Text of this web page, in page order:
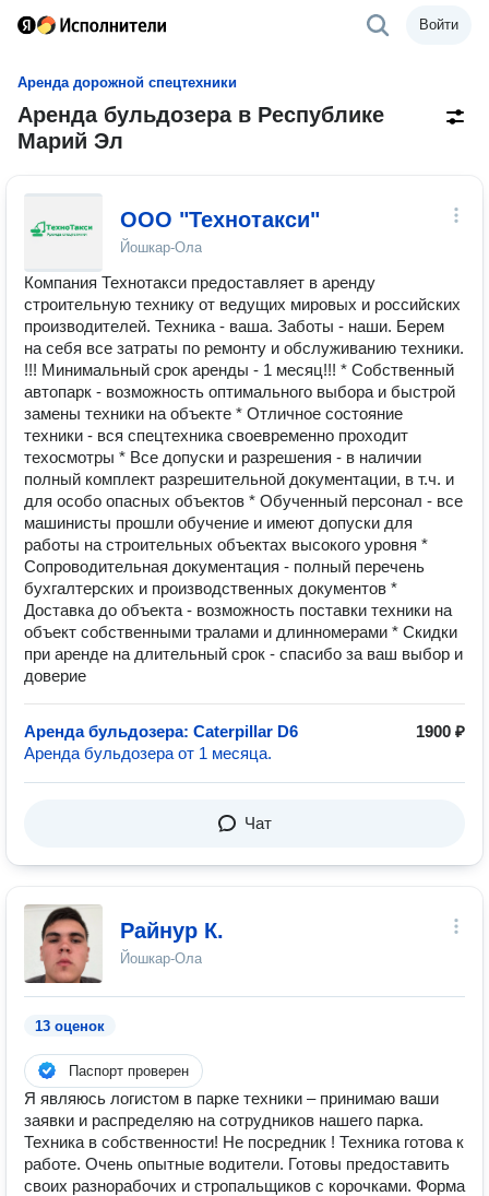
Войти
Аренда дорожной спецтехники
Аренда бульдозера в Республике
Марий Эл
ООО "Технотакси"
Йошкар-Ола
Компания Технотакси предоставляет в аренду
строительную технику от ведущих мировых и российских
производителей. Техника - ваша. Заботы - наши. Берем
на себя все затраты по ремонту и обслуживанию техники.
!!! Минимальный срок аренды - 1 месяц!!! * Собственный
автопарк - возможность оптимального выбора и быстрой
замены техники на объекте * Отличное состояние
техники - вся спецтехника своевременно проходит
техосмотры * Все допуски и разрешения - в наличии
полный комплект разрешительной документации, в т.ч. и
для особо опасных объектов * Обученный персонал - все
машинисты прошли обучение и имеют допуски для
работы на строительных объектах высокого уровня *
Сопроводительная документация - полный перечень
бухгалтерских и производственных документов *
Доставка до объекта - возможность поставки техники на
объект собственными тралами и длинномерами * Скидки
при аренде на длительный срок - спасибо за ваш выбор и
доверие
Аренда бульдозера: Caterpillar D6
1900 ₽
Аренда бульдозера от 1 месяца.
Чат
Райнур К.
Йошкар-Ола
13 оценок
Паспорт проверен
Я являюсь логистом в парке техники – принимаю ваши
заявки и распределяю на сотрудников нашего парка.
Техника в собственности! Не посредник ! Техника готова к
работе. Очень опытные водители. Готовы предоставить
своих разнорабочих и стропальщиков с корочками. Форма